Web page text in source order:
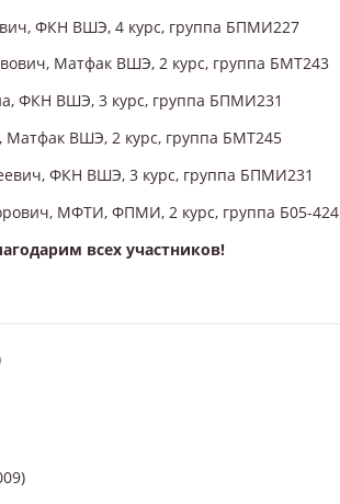
ФКН ВШЭ, 4 курс, группа БПМИ227
Матфак ВШЭ, 2 курс, группа БМТ243
ФКН ВШЭ, 3 курс, группа БПМИ231
Матфак ВШЭ, 2 курс, группа БМТ245
ФКН ВШЭ, 3 курс, группа БПМИ231
МФТИ, ФПМИ, 2 курс, группа Б05-424
всех участников!